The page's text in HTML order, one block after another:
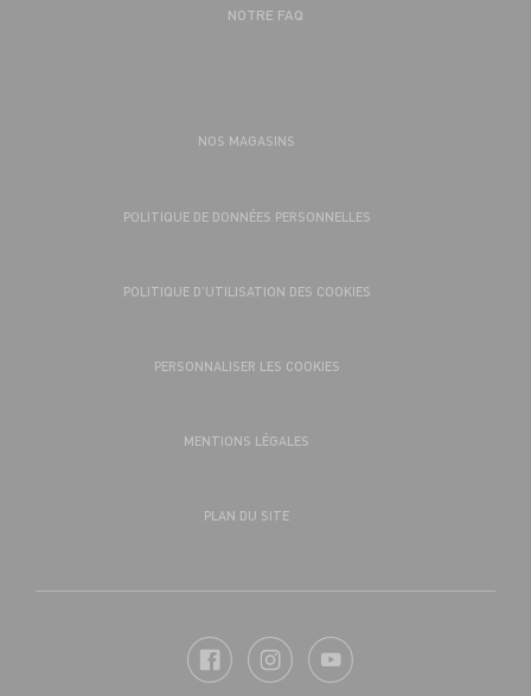
NOTRE FAQ
NOS MAGASINS
POLITIQUE DE DONNÉES PERSONNELLES
POLITIQUE D’UTILISATION DES COOKIES
PERSONNALISER LES COOKIES
MENTIONS LÉGALES
PLAN DU SITE